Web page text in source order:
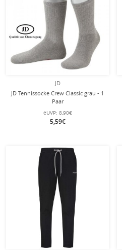
JD
JD Tennissocke Crew Classic grau - 1
Paar
eUVP: 8,90€
5,59€